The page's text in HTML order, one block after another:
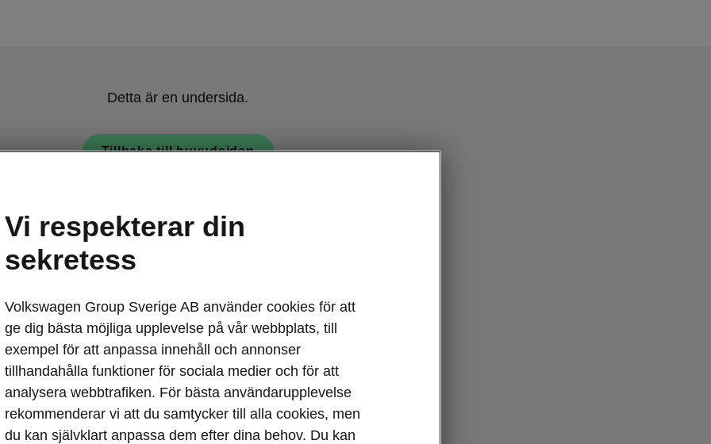
Detta är en undersida.
Tillbaka till huvudsidan
Drive Plus
Vi respekterar din
sekretess
Volkswagen Group Sverige AB använder cookies för att
ge dig bästa möjliga upplevelse på vår webbplats, till
exempel för att anpassa innehåll och annonser
tillhandahålla funktioner för sociala medier och för att
analysera webbtrafiken. För bästa användarupplevelse
rekommenderar vi att du samtycker till alla cookies, men
du kan självklart anpassa dem efter dina behov. Du kan